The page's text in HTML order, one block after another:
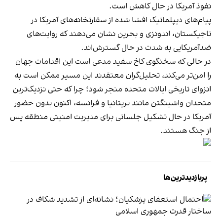
نفوذ آمریکا در حال کاهش است.
پیام‌های دیپلماتیک افشا شده از سفارتخانه‌های آمریکا در
تاجیکستان، اندونزی و بحرین نشان می‌دهند که روایت‌های
ضدآمریکایی به شدت در حال گسترش‌اند.
در حالی که سخنگوی کاخ سفید مدعی است این اقدامات جهان
را امن‌تر می‌کند، تحلیل‌گران معتقدند این مسیر ممکن است به
انزوای تاریخی ایالات متحده منجر شود؛ چرا که حتی نزدیک‌ترین
متحدان واشینگتن مانند بریتانیا و فرانسه، اکنون بدون حضور
آمریکا در حال تشکیل جلساتی برای مدیریت امنیتی منطقه پس
از جنگ هستند.
پربازدیدترین‌ها